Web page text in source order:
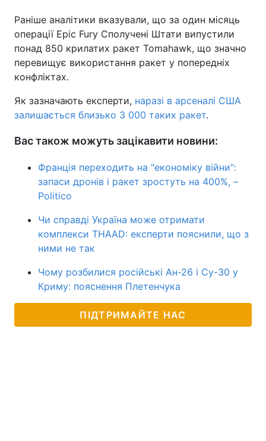
Раніше аналітики вказували, що за один місяць
операції Epic Fury Сполучені Штати випустили
понад 850 крилатих ракет Tomahawk, що значно
перевищує використання ракет у попередніх
конфліктах.
Як зазначають експерти, наразі в арсеналі США
залишається близько 3 000 таких ракет.
Вас також можуть зацікавити новини:
Франція переходить на "економіку війни":
запаси дронів і ракет зростуть на 400%, –
Politico
Чи справді Україна може отримати
комплекси THAAD: експерти пояснили, що з
ними не так
Чому розбилися російські Ан-26 і Су-30 у
Криму: пояснення Плетенчука
ПІДТРИМАЙТЕ НАС